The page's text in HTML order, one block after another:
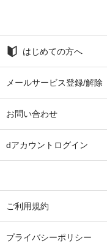
はじめての方へ
メールサービス登録/解除
お問い合わせ
dアカウントログイン
ご利用規約
プライバシーポリシー